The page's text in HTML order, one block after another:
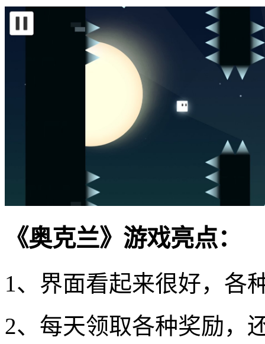
《奥克兰》游戏亮点：
1、界面看起来很好，各
2、每天领取各种奖励，